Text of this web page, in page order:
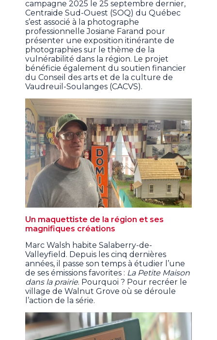
campagne 2025 le 25 septembre dernier,
Centraide Sud-Ouest (SOQ) du Québec
s’est associé à la photographe
professionnelle Josiane Farand pour
présenter une exposition itinérante de
photographies sur le thème de la
vulnérabilité dans la région. Le projet
bénéficie également du soutien financier
du Conseil des arts et de la culture de
Vaudreuil-Soulanges (CACVS).
Un maquettiste de la région et ses
magnifiques créations
Marc Walsh habite Salaberry-de-
Valleyfield. Depuis les cinq dernières
années, il passe son temps à étudier l’une
de ses émissions favorites : La Petite Maison
dans la prairie. Pourquoi ? Pour recréer le
village de Walnut Grove où se déroule
l’action de la série.